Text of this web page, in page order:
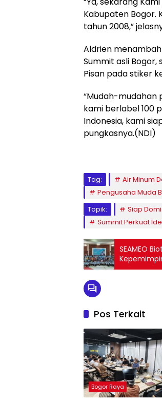
Kabupaten Bogor.
tahun 2008,”
Aldrien
Summit asli
Pisan pada stiker
“Mudah-mudahan
kami berlabel 100
Indonesia, kami
pungkasnya.(NDI)
Tag: Air Minum
Pengusaha Muda
Topik:
Siap
Summit Perkuat
SEAMEO
Pos Terkait
Bogor Raya